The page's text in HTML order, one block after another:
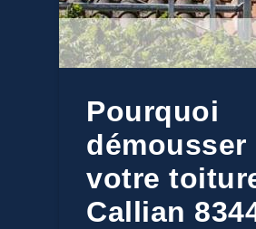
Pourquoi
démousser
votre
Callian